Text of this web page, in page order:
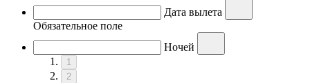
Дата вылета
Обязательное поле
Ночей
1
2